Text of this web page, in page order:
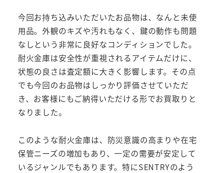
今回お持ち込みいただいたお品物は、なんと未使
用品。外観のキズや汚れもなく、鍵の動作も問題
なしという非常に良好なコンディションでした。
耐火金庫は安全性が重視されるアイテムだけに、
状態の良さは査定額に大きく影響します。その点
でも今回のお品物はしっかり評価させていただ
き、お客様にもご納得いただける形でお買取りと
なりました。
このような耐火金庫は、防災意識の高まりや在宅
保管ニーズの増加もあり、一定の需要が安定して
いるジャンルでもあります。特にSENTRYのよう